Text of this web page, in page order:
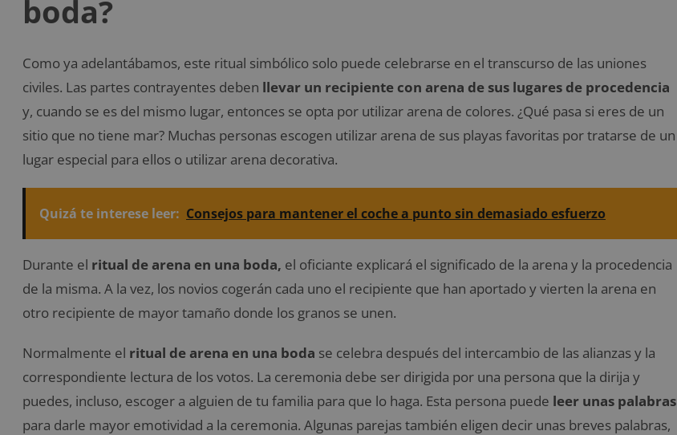
boda?
Como ya adelantábamos, este ritual simbólico solo puede celebrarse en el transcurso de las uniones
civiles. Las partes contrayentes deben llevar un recipiente con arena de sus lugares de procedencia
y, cuando se es del mismo lugar, entonces se opta por utilizar arena de colores. ¿Qué pasa si eres de un
sitio que no tiene mar? Muchas personas escogen utilizar arena de sus playas favoritas por tratarse de un
lugar especial para ellos o utilizar arena decorativa.
Quizá te interese leer: Consejos para mantener el coche a punto sin demasiado esfuerzo
Durante el ritual de arena en una boda, el oficiante explicará el significado de la arena y la procedencia
de la misma. A la vez, los novios cogerán cada uno el recipiente que han aportado y vierten la arena en
otro recipiente de mayor tamaño donde los granos se unen.
Normalmente el ritual de arena en una boda se celebra después del intercambio de las alianzas y la
correspondiente lectura de los votos. La ceremonia debe ser dirigida por una persona que la dirija y
puedes, incluso, escoger a alguien de tu familia para que lo haga. Esta persona puede leer unas palabras
para darle mayor emotividad a la ceremonia. Algunas parejas también eligen decir unas breves palabras,